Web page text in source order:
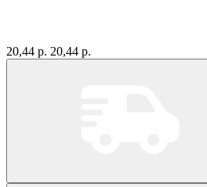
20,44 р. 20,44 р.